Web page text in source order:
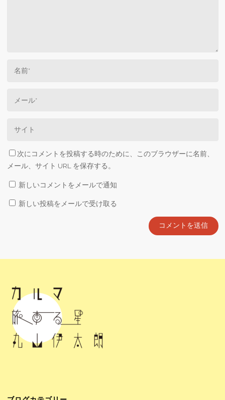
次にコメントを投稿する時のために、このブラウザーに名前、
メール、サイト URL を保存する。
新しいコメントをメールで通知
新しい投稿をメールで受け取る